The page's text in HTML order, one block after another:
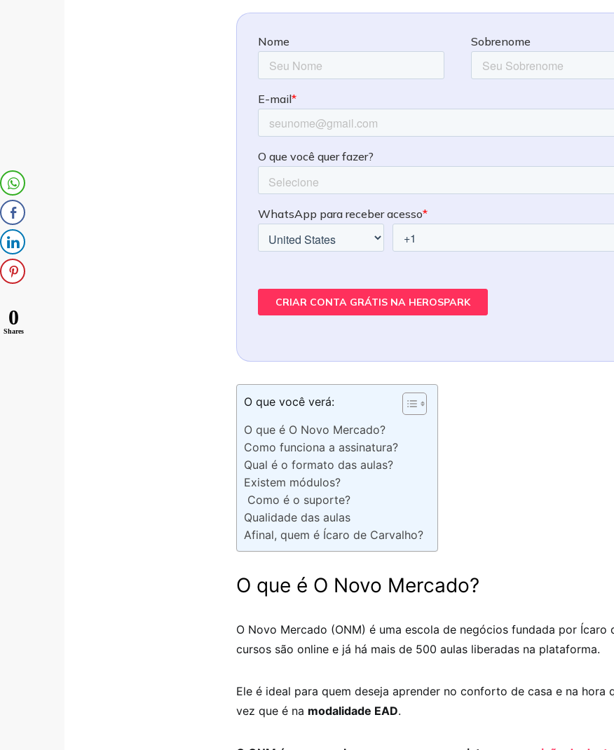
O que você verá:
O que é O Novo Mercado?
Como funciona a assinatura?
Qual é o formato das aulas?
Existem módulos?
Como é o suporte?
Qualidade das aulas
Afinal, quem é Ícaro de Carvalho?
O que é O Novo Mercado?
O Novo Mercado (ONM) é uma escola de negócios fundada por Ícaro
cursos são online e já há mais de 500 aulas liberadas na plataforma.
Ele é ideal para quem deseja aprender no conforto de casa e na hora
vez que é na modalidade EAD.
0
Shares